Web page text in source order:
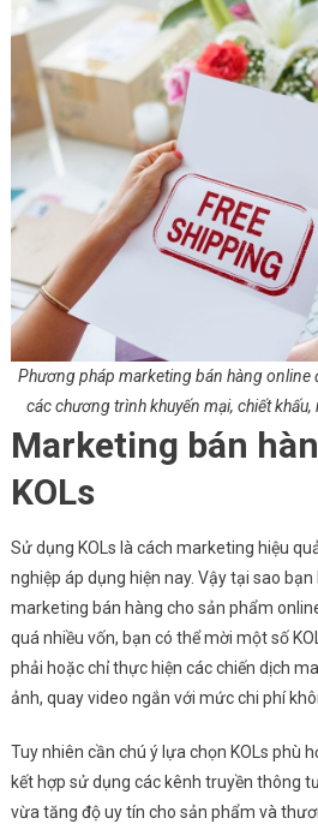
Phương pháp marketing bán hàng online
các chương trình khuyến mại, chiết
Marketing bán
KOLs
Sử dụng KOLs là cách marketing hiệu
nghiệp áp dụng hiện nay. Vậy tại sao
marketing bán hàng cho sản phẩm
quá nhiều vốn, bạn có thể mời một số
phải hoặc chỉ thực hiện các chiến dịch
ảnh, quay video ngắn với mức chi phí
Tuy nhiên cần chú ý lựa chọn KOLs phù
kết hợp sử dụng các kênh truyền thông
vừa tăng độ uy tín cho sản phẩm và